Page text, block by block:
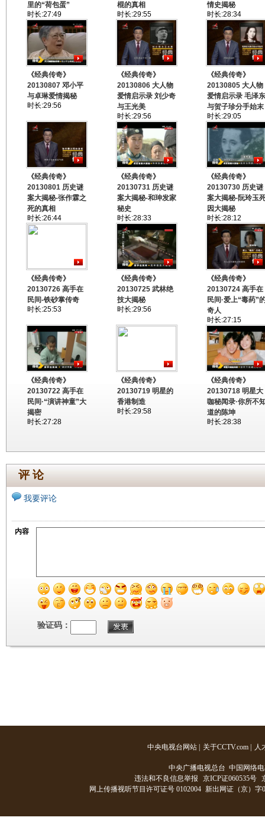
里的“荷包蛋”
时长:27:49
棍的真相
时长:29:55
情史揭秘
时长:28:34
《经典传奇》
20130807 邓小平
与卓琳爱情揭秘
时长:29:56
《经典传奇》
20130806 大人物
爱情启示录 刘少奇
与王光美
时长:29:56
《经典传奇》
20130805 大人物
爱情启示录 毛泽东
与贺子珍分手始末
时长:29:05
《经典传奇》
20130801 历史谜
案大揭秘-张作霖之
死的真相
时长:26:44
《经典传奇》
20130731 历史谜
案大揭秘-和珅发家
秘史
时长:28:33
《经典传奇》
20130730 历史谜
案大揭秘-阮玲玉
因大揭秘
时长:28:12
《经典传奇》
20130726 高手在
民间-铁砂掌传奇
时长:25:53
《经典传奇》
20130725 武林绝
技大揭秘
时长:29:56
《经典传奇》
20130724 高手在
民间·爱上“毒药”
奇人
时长:27:15
《经典传奇》
20130722 高手在
民间·“演讲神童”大
揭密
时长:27:28
《经典传奇》
20130719 明星的
香港制造
时长:29:58
《经典传奇》
20130718 明星大
咖秘闻录·你所不
道的陈坤
时长:28:38
评 论
我要评论
内容
验证码：
中央电视台网站 关于CCTV.com 人
中央广播电视总台 中国网络
违法和不良信息举报
京ICP证060535号
网上传播视听节目许可证号 0102004 新出网证（京）